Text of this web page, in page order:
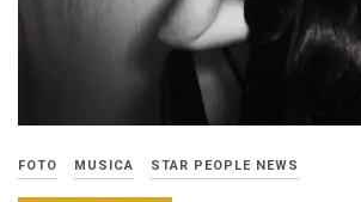
FOTO MUSICA STAR PEOPLE NEWS